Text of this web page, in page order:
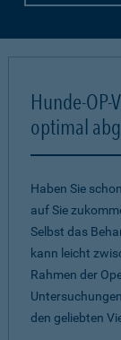
Hunde-OP-
optimal
Haben Sie
auf Sie
Selbst das
kann leicht
Rahmen der
den geliebten